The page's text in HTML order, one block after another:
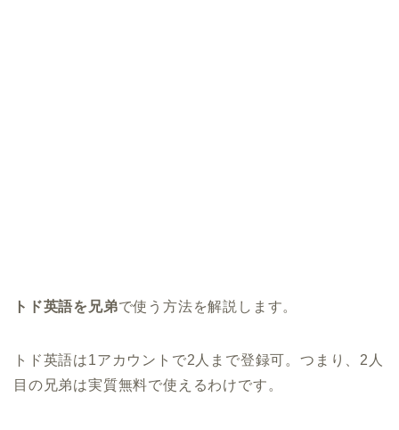
トド英語を兄弟で使う方法を解説します。
トド英語は1アカウントで2人まで登録可。つまり、2人
目の兄弟は実質無料で使えるわけです。